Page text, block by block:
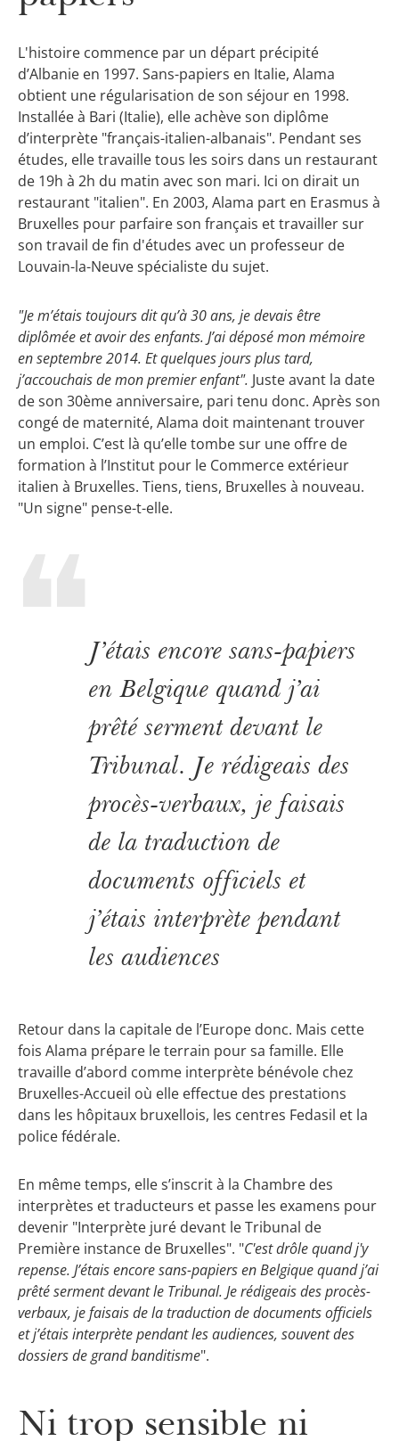
L'histoire commence par un départ précipité
d’Albanie en 1997. Sans-papiers en Italie, Alama
obtient une régularisation de son séjour en 1998.
Installée à Bari (Italie), elle achève son diplôme
d’interprète "français-italien-albanais". Pendant ses
études, elle travaille tous les soirs dans un restaurant
de 19h à 2h du matin avec son mari. Ici on dirait un
restaurant "italien". En 2003, Alama part en Erasmus à
Bruxelles pour parfaire son français et travailler sur
son travail de fin d'études avec un professeur de
Louvain-la-Neuve spécialiste du sujet.
"Je m’étais toujours dit qu’à 30 ans, je devais être
diplômée et avoir des enfants. J’ai déposé mon mémoire
en septembre 2014. Et quelques jours plus tard,
j’accouchais de mon premier enfant". Juste avant la date
de son 30ème anniversaire, pari tenu donc. Après son
congé de maternité, Alama doit maintenant trouver
un emploi. C’est là qu’elle tombe sur une offre de
formation à l’Institut pour le Commerce extérieur
italien à Bruxelles. Tiens, tiens, Bruxelles à nouveau.
"Un signe" pense-t-elle.
J’étais encore sans-papiers
en Belgique quand j’ai
prêté serment devant le
Tribunal. Je rédigeais des
procès-verbaux, je faisais
de la traduction de
documents officiels et
j’étais interprète pendant
les audiences
Retour dans la capitale de l’Europe donc. Mais cette
fois Alama prépare le terrain pour sa famille. Elle
travaille d’abord comme interprète bénévole chez
Bruxelles-Accueil où elle effectue des prestations
dans les hôpitaux bruxellois, les centres Fedasil et la
police fédérale.
En même temps, elle s’inscrit à la Chambre des
interprètes et traducteurs et passe les examens pour
devenir "Interprète juré devant le Tribunal de
Première instance de Bruxelles". "C'est drôle quand j'y
repense. J’étais encore sans-papiers en Belgique quand j’ai
prêté serment devant le Tribunal. Je rédigeais des procès-
verbaux, je faisais de la traduction de documents officiels
et j’étais interprète pendant les audiences, souvent des
dossiers de grand banditisme".
Ni trop sensible ni